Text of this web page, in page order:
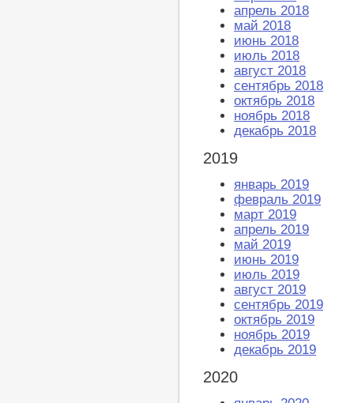
апрель 2018
май 2018
июнь 2018
июль 2018
август 2018
сентябрь 2018
октябрь 2018
ноябрь 2018
декабрь 2018
2019
январь 2019
февраль 2019
март 2019
апрель 2019
май 2019
июнь 2019
июль 2019
август 2019
сентябрь 2019
октябрь 2019
ноябрь 2019
декабрь 2019
2020